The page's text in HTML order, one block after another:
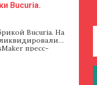
Bucuria.
Bucuria. На
пресс-
ситуаций
09:20 — очевидцы